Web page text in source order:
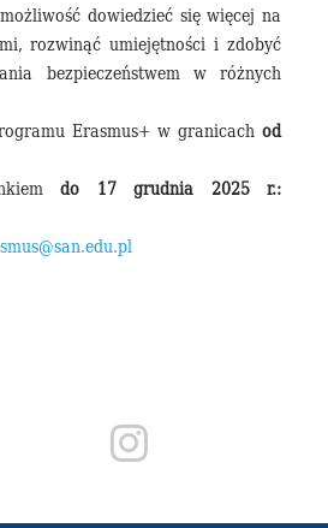
dowiedzieć się więcej na
rozwinąć umiejętności i zdobyć
bezpieczeństwem w różnych
Erasmus+ w granicach od
do 17 grudnia 2025 r.: